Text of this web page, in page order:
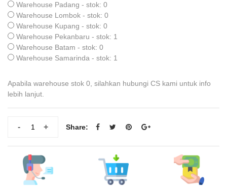
Warehouse Padang - stok: 0
Warehouse Lombok - stok: 0
Warehouse Kupang - stok: 0
Warehouse Pekanbaru - stok: 1
Warehouse Batam - stok: 0
Warehouse Samarinda - stok: 1
Apabila warehouse stok 0, silahkan hubungi CS kami untuk info
lebih lanjut.
+
- Share: